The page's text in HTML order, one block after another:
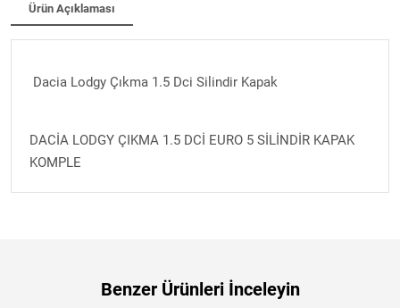
Ürün Açıklaması
Dacia Lodgy Çıkma 1.5 Dci Silindir Kapak
DACİA LODGY ÇIKMA 1.5 DCİ EURO 5 SİLİNDİR KAPAK
KOMPLE
Benzer Ürünleri İnceleyin